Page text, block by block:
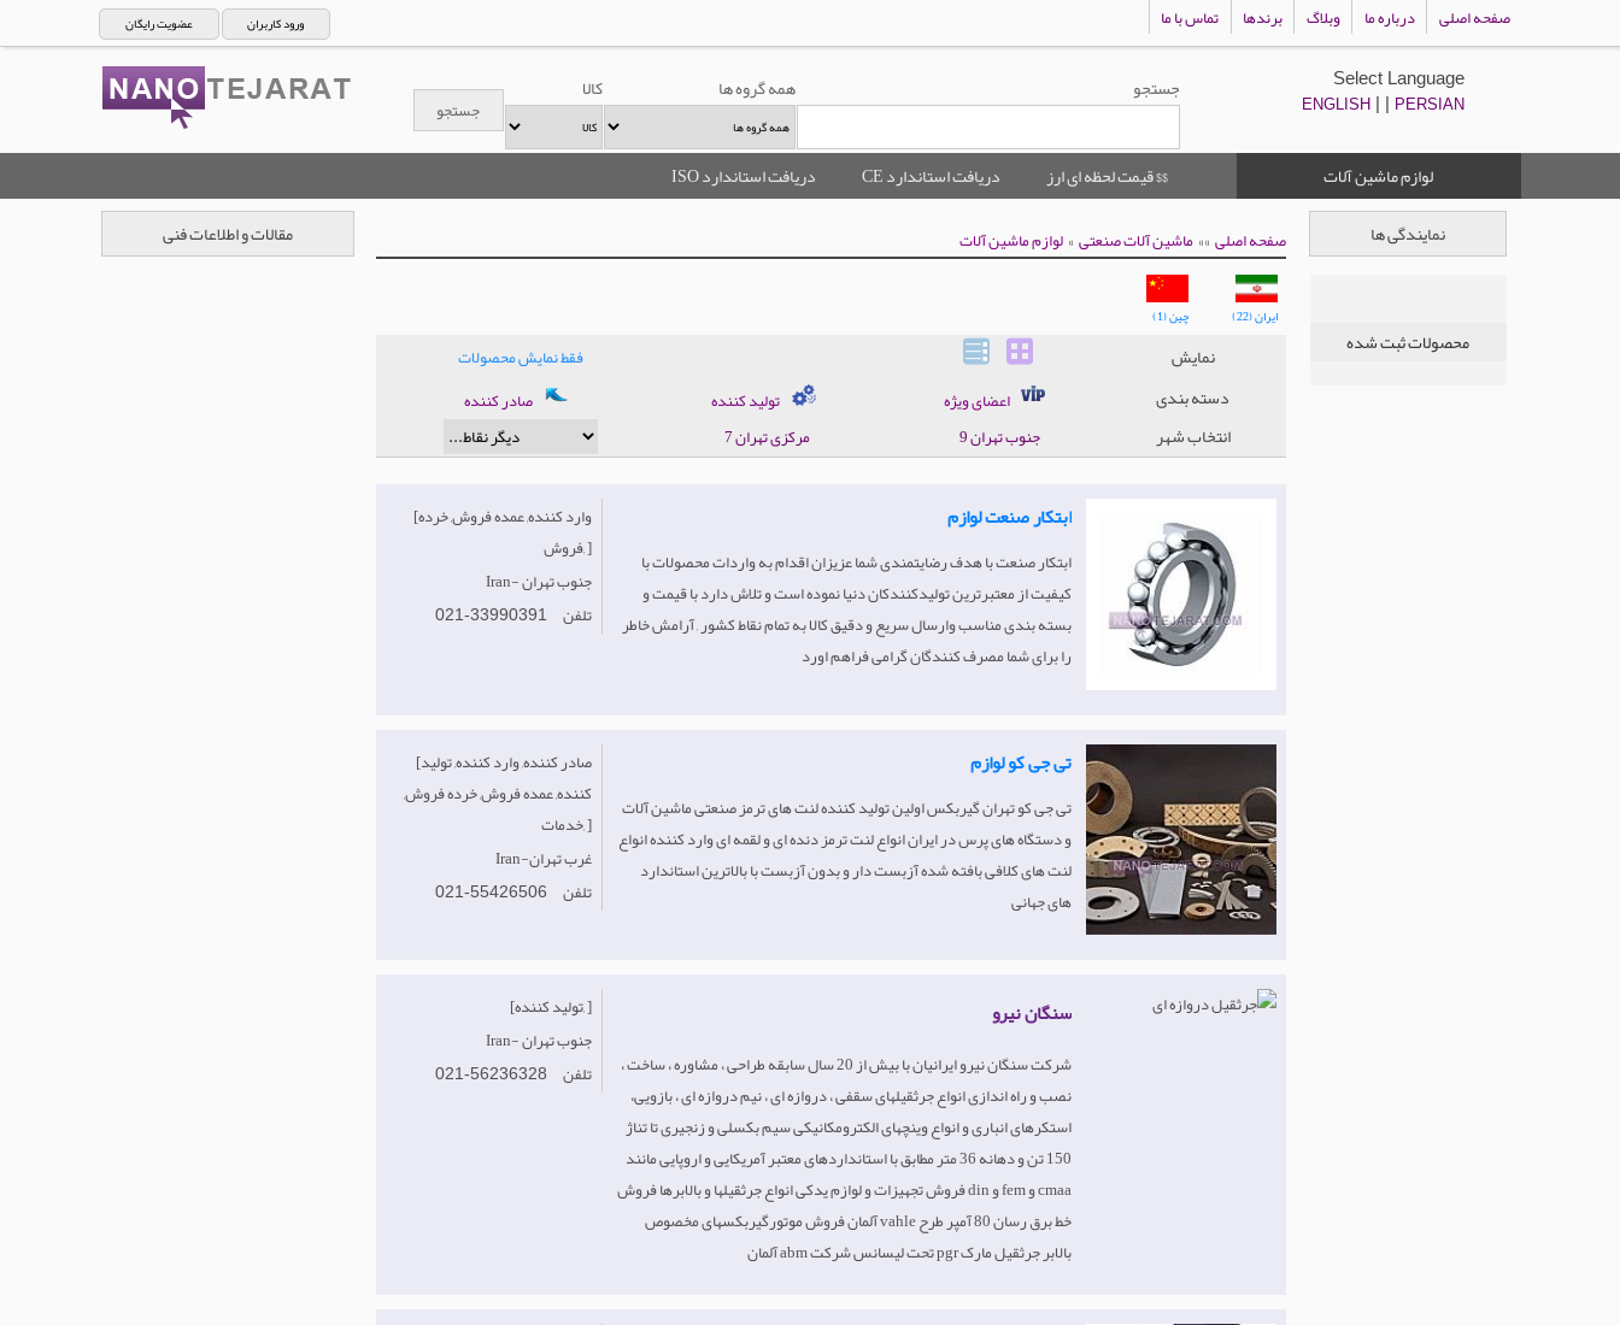
ورود کاربران عضویت رایگان صفحه اصلی درباره ما وبلاگ برندها تماس با ما
جستجو همه گروه ها کالا Select Language
ENGLISH| | PERSIAN
$$ قیمت لحظه ای ارز دریافت استاندارد CE دریافت استاندارد ISO
لوازم ماشین آلات
مقالات و اطلاعات فنی
صفحه اصلی»»ماشین آلات صنعتی»لوازم ماشین آلات
ایران (22) چین (1)
فقط نمایش محصولات نمایش
تولید کننده دسته بندی
مرکزی تهران 7 جنوب‌ تهران 9 انتخاب شهر
[وارد کننده, عمده فروش, خرده
فروش, ]
Iran- جنوب‌ تهران
021-33990391 تلفن
ابتکار صنعت لوازم
ابتکار صنعت با هدف رضایتمندی شما عزیزان اقدام به واردات محصولات با
کیفیت از معتبرترین تولیدکنندکان دنیا نموده است و تلاش دارد با قیمت و
بسته بندی مناسب وارسال سریع و دقیق کالا به تمام نقاط کشور , آرامش خاطر
را برای شما مصرف کنندگان گرامی فراهم اورد
[صادر کننده, وارد کننده, تولید
کننده, عمده فروش, خرده فروش,
خدمات, ]
Iran-غرب‌ تهران
021-55426506 تلفن
تی جی کو لوازم
تی جی کو تهران گیربکس اولین تولید کننده لنت های ترمز صنعتی ماشین آلات
و دستگاه های پرس در ایران انواع لنت ترمز دنده ای و لقمه ای وارد کننده انواع
لنت های کلافی بافته شده آزبست دار و بدون آزبست با بالاترین استاندارد
های جهانی
[تولید کننده, ]
Iran- جنوب‌ تهران
021-56236328 تلفن
سنگان نیرو
شرکت سنگان نیرو ایرانیان با بیش از 20 سال سابقه طراحی ، مشاوره ، ساخت ،
نصب و راه اندازی انواع جرثقیلهای سقفی ، دروازه ای ، نیم دروازه ای ، بازویی،
استکرهای انباری و انواع وینچهای الکترومکانیکی سیم بکسلی و زنجیری تا تناژ
150 تن و دهانه 36 متر مطابق با استانداردهای معتبر آمریکایی و اروپایی مانند
cmaa و fem و din فروش تجهیزات و لوازم یدکی انواع جرثقیلها و بالابرها فروش
خط برق رسان 80 آمپر طرح vahle آلمان فروش موتورگیربکسهای مخصوص
بالابر جرثقیل مارک pgr تحت لیسانس شرکت abm آلمان
نمایندگی ها
محصولات ثبت شده